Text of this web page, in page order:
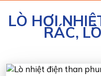
LÒ HƠI
RÁC,